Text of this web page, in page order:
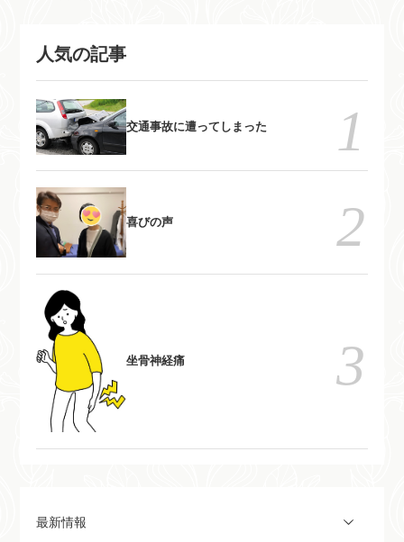
椎間板ヘルニア、脊柱管狭窄、
な施術をしても治らなかった
方。体の半分か筋肉です。こち
らに来てください。新大阪駅近
く、大阪市東淀川区東中島。又
は、富田林市 和らぎ整骨院で
の施術
方。体の半分か筋肉です。こち
らに来てください。新大阪駅近
は、富田林市 和らぎ整骨院で
人気の記事
交通事故に遭ってしまった
喜びの声
坐骨神経痛
最新情報